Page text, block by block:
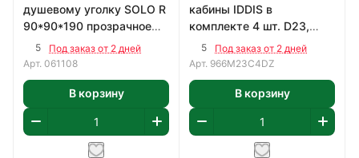
душевому уголку SOLO R
90*90*190 прозрачное
стекло, 5мм, профиль
хром
5
Под заказ от 2 дней
Арт. 061108
В корзину
кабины IDDIS в
комплекте 4 шт. D23,
хром 966M23C4DZ
5
Под заказ от 2 дней
Арт. 966M23C4DZ
В корзину